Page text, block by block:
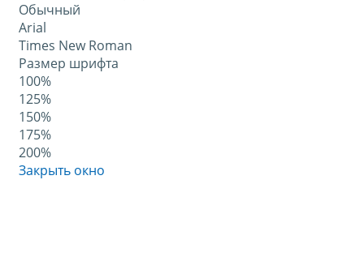
Обычный
Arial
Times New Roman
Размер шрифта
100%
125%
150%
175%
200%
Закрыть окно